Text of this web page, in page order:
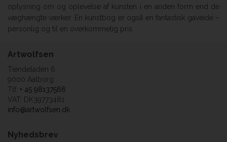
oplysning om og oplevelse af kunsten i en anden form end de
væghængte værker. En kunstbog er også en fantastisk gaveidé –
personlig og til en overkommelig pris.
Artwolfsen
Tiendeladen 6
9000 Aalborg
Tlf: + 45 98137566
VAT: DK39773481
info@artwolfsen.dk
Nyhedsbrev